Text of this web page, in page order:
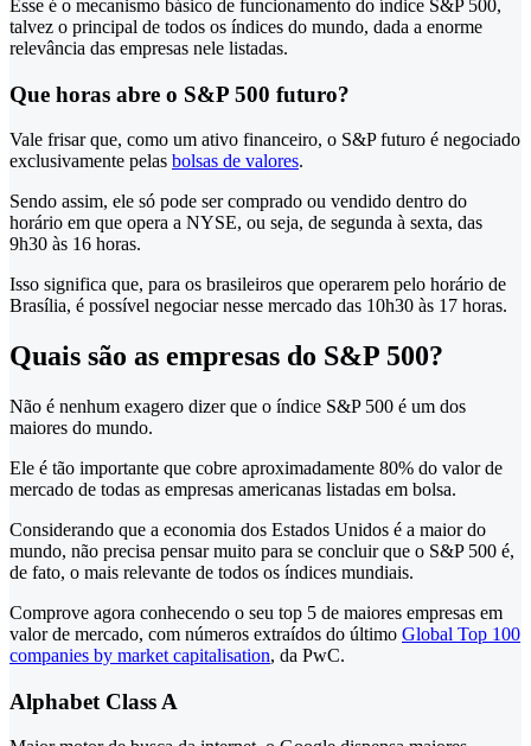
Esse é o mecanismo básico de funcionamento do índice S&P 500,
talvez o principal de todos os índices do mundo, dada a enorme
relevância das empresas nele listadas.
Que horas abre o S&P 500 futuro?
Vale frisar que, como um ativo financeiro, o S&P futuro é negociado
exclusivamente pelas bolsas de valores.
Sendo assim, ele só pode ser comprado ou vendido dentro do
horário em que opera a NYSE, ou seja, de segunda à sexta, das
9h30 às 16 horas.
Isso significa que, para os brasileiros que operarem pelo horário de
Brasília, é possível negociar nesse mercado das 10h30 às 17 horas.
Quais são as empresas do S&P 500?
Não é nenhum exagero dizer que o índice S&P 500 é um dos
maiores do mundo.
Ele é tão importante que cobre aproximadamente 80% do valor de
mercado de todas as empresas americanas listadas em bolsa.
Considerando que a economia dos Estados Unidos é a maior do
mundo, não precisa pensar muito para se concluir que o S&P 500 é,
de fato, o mais relevante de todos os índices mundiais.
Comprove agora conhecendo o seu top 5 de maiores empresas em
valor de mercado, com números extraídos do último Global Top 100
companies by market capitalisation, da PwC.
Alphabet Class A